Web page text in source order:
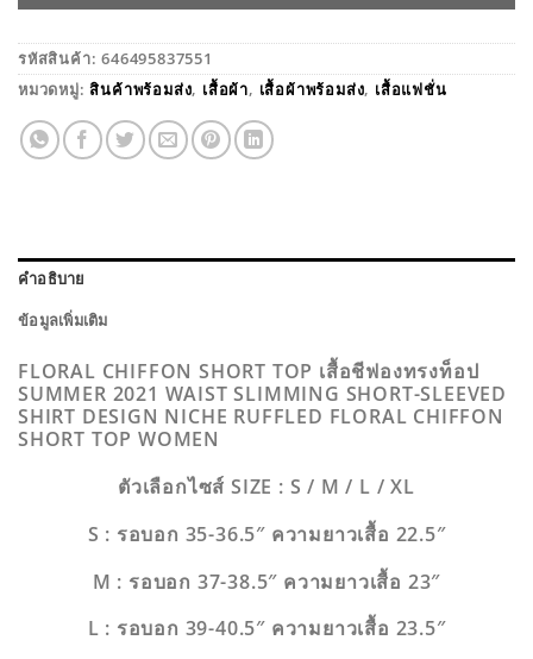
รหัสสินค้า:646495837551
หมวดหมู่:สินค้าพร้อมส่ง, เสื้อผ้า, เสื้อผ้าพร้อมส่ง, เสื้อแฟชั่น
คำอธิบาย
ข้อมูลเพิ่มเติม
FLORAL CHIFFON SHORT TOP เสื้อชีฟองทรงท็อป
SUMMER 2021 WAIST SLIMMING SHORT-SLEEVED
SHIRT DESIGN NICHE RUFFLED FLORAL CHIFFON
SHORT TOP WOMEN
ตัวเลือกไซส์ SIZE : S / M / L / XL
S : รอบอก 35-36.5″ ความยาวเสื้อ 22.5″
M : รอบอก 37-38.5″ ความยาวเสื้อ 23″
L : รอบอก 39-40.5″ ความยาวเสื้อ 23.5″